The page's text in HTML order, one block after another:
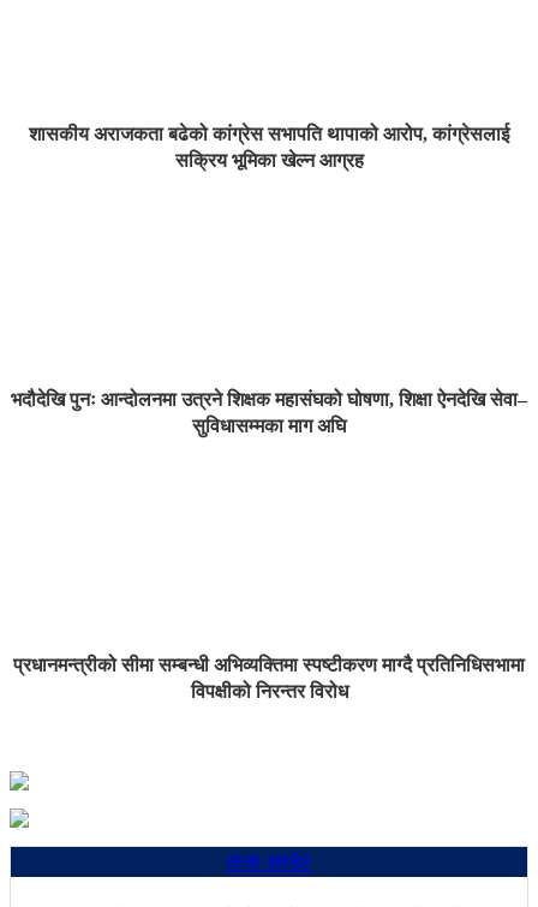
शासकीय अराजकता बढेको कांग्रेस सभापति थापाको आरोप, कांग्रेसलाई
सक्रिय भूमिका खेल्न आग्रह
भदौदेखि पुनः आन्दोलनमा उत्रने शिक्षक महासंघको घोषणा, शिक्षा ऐनदेखि सेवा–
सुविधासम्मका माग अघि
प्रधानमन्त्रीको सीमा सम्बन्धी अभिव्यक्तिमा स्पष्टीकरण माग्दै प्रतिनिधिसभामा
विपक्षीको निरन्तर विरोध
ताजा अपडेट